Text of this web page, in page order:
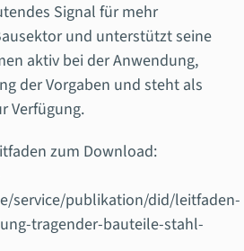
Signal für mehr
und unterstützt seine
aktiv bei der Anwendung,
der Vorgaben und steht als
Verfügung.
zum Download:
service/publikation/did/leitfaden-
tragender-bauteile-stahl-